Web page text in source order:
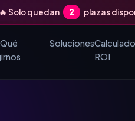
Solo quedan 2 plazas
Soluciones
ROI